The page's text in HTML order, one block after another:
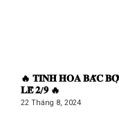
🔥 𝐓𝐈𝐍𝐇 𝐇𝐎𝐀 𝐁𝐀̆́𝐂
𝐋𝐄̂̃ 𝟐/𝟗 🔥
22 Tháng 8, 2024